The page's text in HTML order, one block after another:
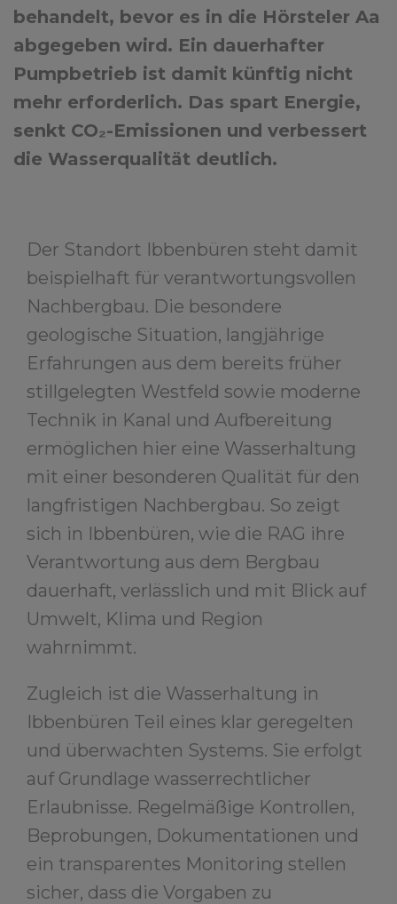
behandelt, bevor es in die Hörsteler Aa
abgegeben wird. Ein dauerhafter
Pumpbetrieb ist damit künftig nicht
mehr erforderlich. Das spart Energie,
senkt CO₂-Emissionen und verbessert
die Wasserqualität deutlich.
Der Standort Ibbenbüren steht damit
beispielhaft für verantwortungsvollen
Nachbergbau. Die besondere
geologische Situation, langjährige
Erfahrungen aus dem bereits früher
stillgelegten Westfeld sowie moderne
Technik in Kanal und Aufbereitung
ermöglichen hier eine Wasserhaltung
mit einer besonderen Qualität für den
langfristigen Nachbergbau. So zeigt
sich in Ibbenbüren, wie die RAG ihre
Verantwortung aus dem Bergbau
dauerhaft, verlässlich und mit Blick auf
Umwelt, Klima und Region
wahrnimmt.
Zugleich ist die Wasserhaltung in
Ibbenbüren Teil eines klar geregelten
und überwachten Systems. Sie erfolgt
auf Grundlage wasserrechtlicher
Erlaubnisse. Regelmäßige Kontrollen,
Beprobungen, Dokumentationen und
ein transparentes Monitoring stellen
sicher, dass die Vorgaben zu